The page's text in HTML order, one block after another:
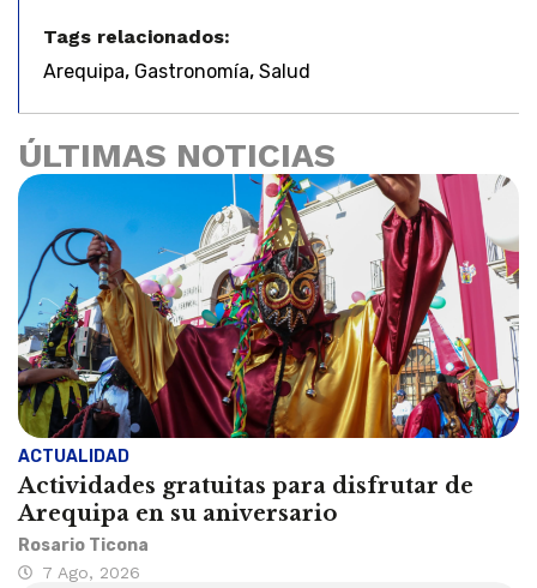
Tags relacionados:
Arequipa, Gastronomía, Salud
ÚLTIMAS NOTICIAS
ACTUALIDAD
Actividades gratuitas para disfrutar de
Arequipa en su aniversario
Rosario Ticona
7 Ago, 2026